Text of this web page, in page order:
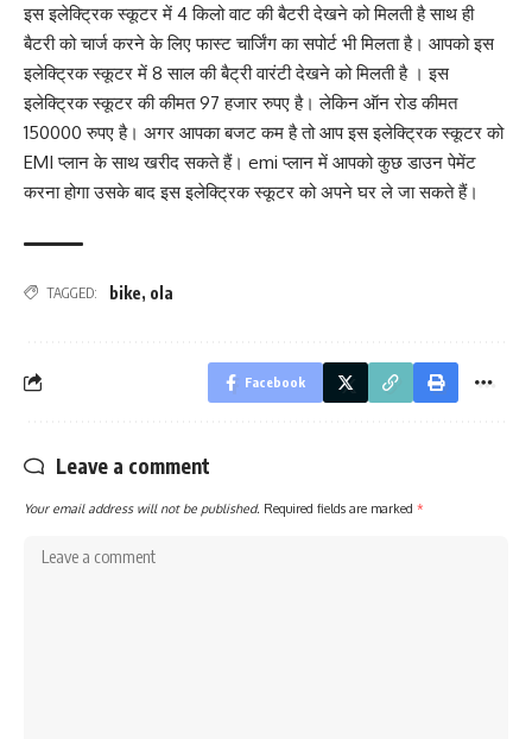
इस इलेक्ट्रिक स्कूटर में 4 किलो वाट की बैटरी देखने को मिलती है साथ ही
बैटरी को चार्ज करने के लिए फास्ट चार्जिंग का सपोर्ट भी मिलता है। आपको इस
इलेक्ट्रिक स्कूटर में 8 साल की बैट्री वारंटी देखने को मिलती है । इस
इलेक्ट्रिक स्कूटर की कीमत 97 हजार रुपए है। लेकिन ऑन रोड कीमत
150000 रुपए है। अगर आपका बजट कम है तो आप इस इलेक्ट्रिक स्कूटर को
EMI प्लान के साथ खरीद सकते हैं। emi प्लान में आपको कुछ डाउन पेमेंट
करना होगा उसके बाद इस इलेक्ट्रिक स्कूटर को अपने घर ले जा सकते हैं।
TAGGED: bike, ola
Facebook
Leave a comment
Your email address will not be published. Required fields are marked *